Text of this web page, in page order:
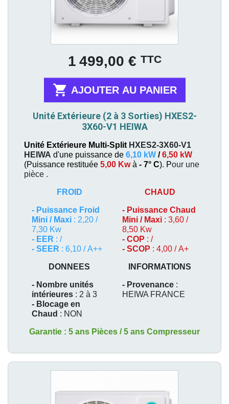
1 499,00 € TTC
 AJOUTER AU PANIER
Unité Extérieure (2 à 3 Sorties) HXES2-
3X60-V1 HEIWA
Unité Extérieure Multi-Split HXES2-3X60-V1
HEIWA d'une puissance de 6,10 kW /6,50 kW
(Puissance restituée 5,00 Kwà - 7° C). Pour une
pièce .
FROID
- Puissance Froid
Mini / Maxi : 2,20 /
7,30 Kw
- EER : /
- SEER : 6,10 / A++
CHAUD
- Puissance Chaud
Mini / Maxi : 3,60 /
8,50 Kw
- COP : /
- SCOP : 4,00 / A+
DONNEES
- Nombre unités
intérieures : 2 à 3
- Blocage en
Chaud : NON
INFORMATIONS
- Provenance :
HEIWA FRANCE
Garantie : 5 ans Pièces / 5 ans Compresseur